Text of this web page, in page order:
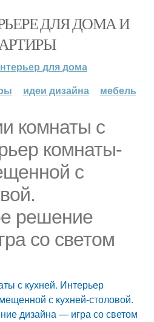
ДЛЯ ДОМА И
для дома
идеи дизайна мебель
комнаты с
комнаты-
с
решение
со светом
с кухней. Интерьер
с кухней-столовой.
дизайна — игра со светом